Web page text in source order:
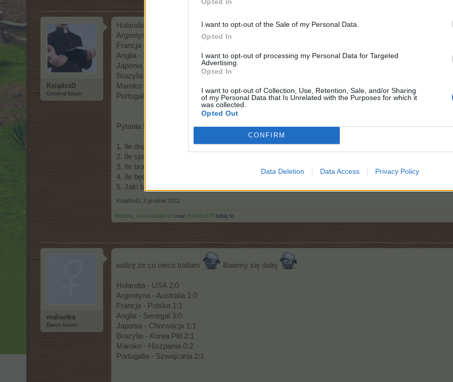
I want to opt-out of the Sale of my Personal Data.
Opted In
I want to opt-out of processing my Personal Data for Targeted
Advertising.
Opted In
I want to opt-out of Collection, Use, Retention, Sale, and/or Sharing
of my Personal Data that Is Unrelated with the Purposes for which it
was collected.
Opted Out
CONFIRM
Data Deletion Data Access Privacy Policy
KsiądzxD
Generał forum
Holandia - USA 3-1
Argentyna - Australia 3-1
Francja - Polska 3-1
Anglia - Senegal3-1
Japonia - Chorwacja 1-3
Brazylia - Korea Płd 3-1
Maroko - Hiszpania 1-3
Portugalia - Szwajcaria 3-1
Pytania bonusowe:
1. Ile drużyn europejskich awansuje do ćwierćfinałów? 6
2. Ile spotkań w tej rundzie zakończy się rzutami karnymi? 4
3. Ile bramek strzeli Robert Lewandowski (w podstawowym czasie gry)? 0
4. Ile będzie w tej rundzie czerwonych kartek? 2
5. Jaki będzie wynik do przerwy w meczu Francja - Polska? 0-0
KsiądzxD 3 grudnia 2022
Montwa krasnoludek10 oraz misiek1978 lubią to.
mahartka
Baron forum
widzę że co nieco trafiam Bawmy się dalej
Holandia - USA 2:0
Argentyna - Australia 1:0
Francja - Polska 1:1
Anglia - Senegal 3:0
Japonia - Chorwacja 1:1
Brazylia - Korea Płd 2:1
Maroko - Hiszpania 0:2
Portugalia - Szwajcaria 2:1